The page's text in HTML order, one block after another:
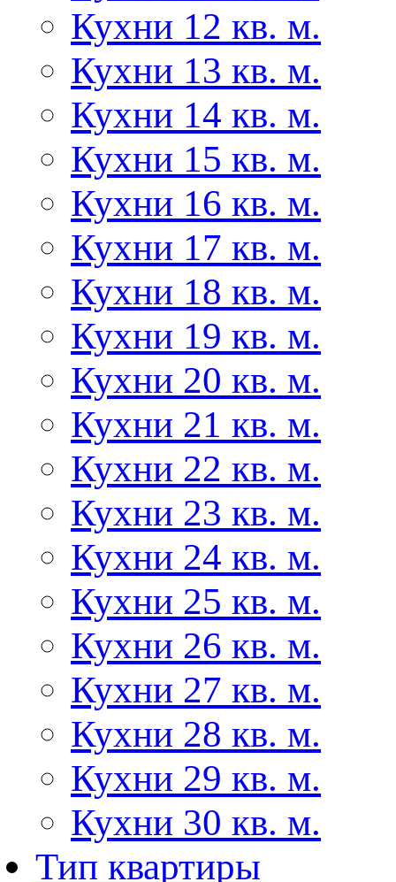
Кухни 12 кв. м.
Кухни 13 кв. м.
Кухни 14 кв. м.
Кухни 15 кв. м.
Кухни 16 кв. м.
Кухни 17 кв. м.
Кухни 18 кв. м.
Кухни 19 кв. м.
Кухни 20 кв. м.
Кухни 21 кв. м.
Кухни 22 кв. м.
Кухни 23 кв. м.
Кухни 24 кв. м.
Кухни 25 кв. м.
Кухни 26 кв. м.
Кухни 27 кв. м.
Кухни 28 кв. м.
Кухни 29 кв. м.
Кухни 30 кв. м.
Тип квартиры